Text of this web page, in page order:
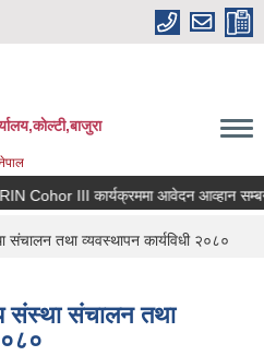
Cohor III कार्यक्रममा आवेदन आव्हान सम्बन्धी
तथा व्यवस्थापन कार्यविधी २०८०
संस्था संचालन तथा